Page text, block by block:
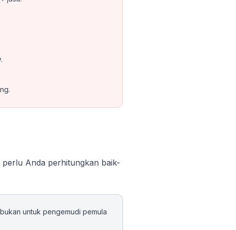
Anda perhitungkan baik-
untuk pengemudi pemula